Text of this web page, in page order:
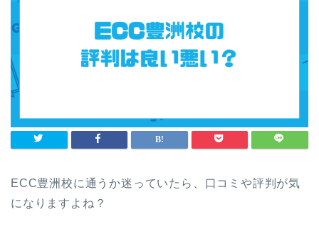
ECC豊洲校に通うか迷っていたら、口コミや評判が気
になりますよね？